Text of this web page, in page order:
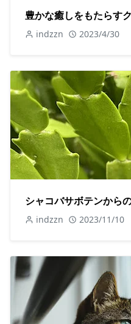
豊かな癒しをもたらす
indzzn 2023/4/30
シャコバサボテンから
indzzn 2023/11/10